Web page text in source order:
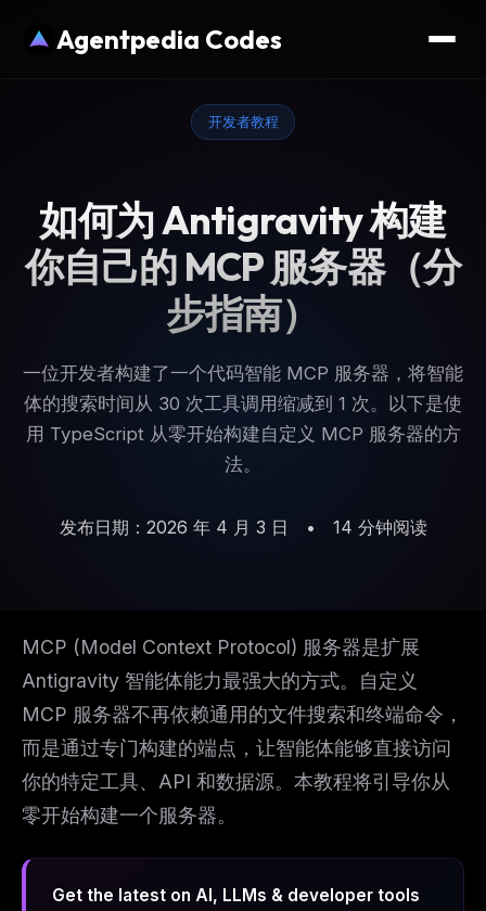
Agentpedia Codes
开发者教程
如何为 Antigravity 构建
你自己的 MCP 服务器（分
步指南）
一位开发者构建了一个代码智能 MCP 服务器，将智能
体的搜索时间从 30 次工具调用缩减到 1 次。以下是使
用 TypeScript 从零开始构建自定义 MCP 服务器的方
法。
发布日期：2026 年 4 月 3 日 • 14 分钟阅读
MCP (Model Context Protocol) 服务器是扩展
Antigravity 智能体能力最强大的方式。自定义
MCP 服务器不再依赖通用的文件搜索和终端命令，
而是通过专门构建的端点，让智能体能够直接访问
你的特定工具、API 和数据源。本教程将引导你从
零开始构建一个服务器。
Get the latest on AI, LLMs & developer tools